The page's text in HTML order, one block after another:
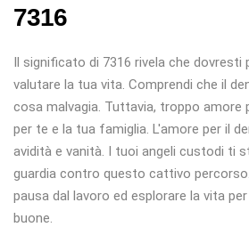
7316
Il significato di 7316 rivela che dovresti
valutare la tua vita. Comprendi che il
cosa malvagia. Tuttavia, troppo amore
per te e la tua famiglia. L'amore per il
avidità e vanità. I tuoi angeli custodi ti
guardia contro questo cattivo
pausa dal lavoro ed esplorare la vita
buone.